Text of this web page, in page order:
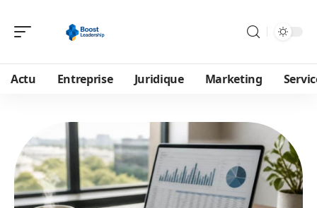
Actu Entreprise Juridique Marketing